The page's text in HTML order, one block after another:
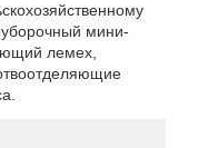
мини-
лемех,